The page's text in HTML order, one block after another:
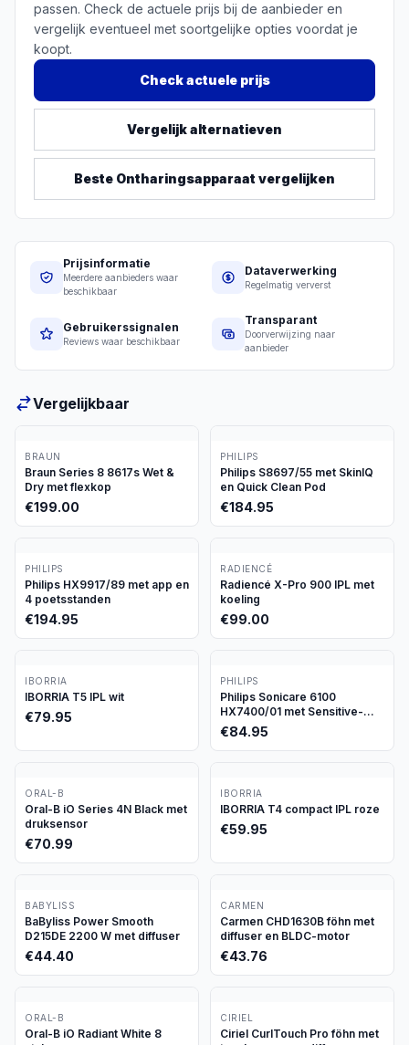
passen. Check de actuele prijs bij de aanbieder en
vergelijk eventueel met soortgelijke opties voordat je
koopt.
Check actuele prijs
Vergelijk alternatieven
Beste Ontharingsapparaat vergelijken
Prijsinformatie
Meerdere aanbieders waar
beschikbaar
Dataverwerking
Regelmatig ververst
Gebruikerssignalen
Reviews waar beschikbaar
Transparant
Doorverwijzing naar
aanbieder
Vergelijkbaar
BRAUN
Braun Series 8 8617s Wet &
Dry met flexkop
€199.00
PHILIPS
Philips S8697/55 met SkinIQ
en Quick Clean Pod
€184.95
PHILIPS
Philips HX9917/89 met app en
4 poetsstanden
€194.95
RADIENCÉ
Radiencé X-Pro 900 IPL met
koeling
€99.00
IBORRIA
IBORRIA T5 IPL wit
€79.95
PHILIPS
Philips Sonicare 6100
HX7400/01 met Sensitive-
stand
€84.95
ORAL-B
Oral-B iO Series 4N Black met
druksensor
€70.99
IBORRIA
IBORRIA T4 compact IPL roze
€59.95
BABYLISS
BaByliss Power Smooth
D215DE 2200 W met diffuser
€44.40
CARMEN
Carmen CHD1630B föhn met
diffuser en BLDC-motor
€43.76
ORAL-B
Oral-B iO Radiant White 8
CIRIEL
Ciriel CurlTouch Pro föhn met